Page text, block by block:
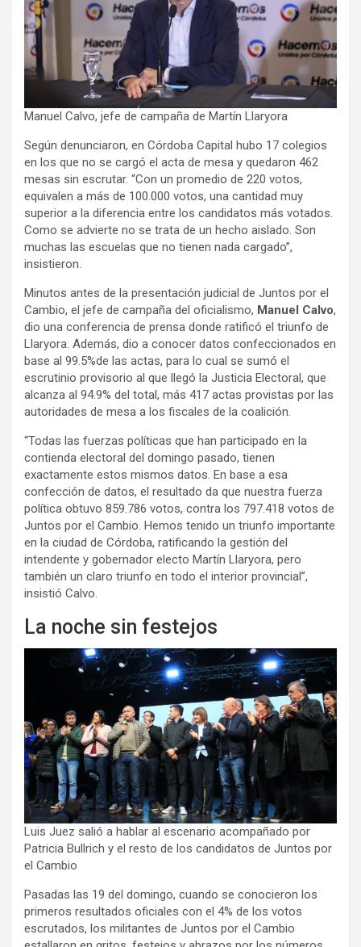
Manuel Calvo, jefe de campaña de Martín Llaryora
Según denunciaron, en Córdoba Capital hubo 17 colegios
en los que no se cargó el acta de mesa y quedaron 462
mesas sin escrutar. “Con un promedio de 220 votos,
equivalen a más de 100.000 votos, una cantidad muy
superior a la diferencia entre los candidatos más votados.
Como se advierte no se trata de un hecho aislado. Son
muchas las escuelas que no tienen nada cargado”,
insistieron.
Minutos antes de la presentación judicial de Juntos por el
Cambio, el jefe de campaña del oficialismo, Manuel Calvo,
dio una conferencia de prensa donde ratificó el triunfo de
Llaryora. Además, dio a conocer datos confeccionados en
base al 99.5%de las actas, para lo cual se sumó el
escrutinio provisorio al que llegó la Justicia Electoral, que
alcanza al 94.9% del total, más 417 actas provistas por las
autoridades de mesa a los fiscales de la coalición.
“Todas las fuerzas políticas que han participado en la
contienda electoral del domingo pasado, tienen
exactamente estos mismos datos. En base a esa
confección de datos, el resultado da que nuestra fuerza
política obtuvo 859.786 votos, contra los 797.418 votos de
Juntos por el Cambio. Hemos tenido un triunfo importante
en la ciudad de Córdoba, ratificando la gestión del
intendente y gobernador electo Martín Llaryora, pero
también un claro triunfo en todo el interior provincial”,
insistió Calvo.
La noche sin festejos
Luis Juez salió a hablar al escenario acompañado por
Patricia Bullrich y el resto de los candidatos de Juntos por
el Cambio
Pasadas las 19 del domingo, cuando se conocieron los
primeros resultados oficiales con el 4% de los votos
escrutados, los militantes de Juntos por el Cambio